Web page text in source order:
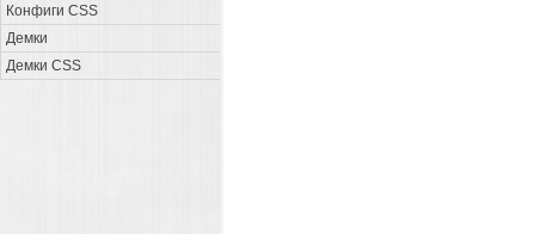
Конфиги CSS
Демки
Демки CSS